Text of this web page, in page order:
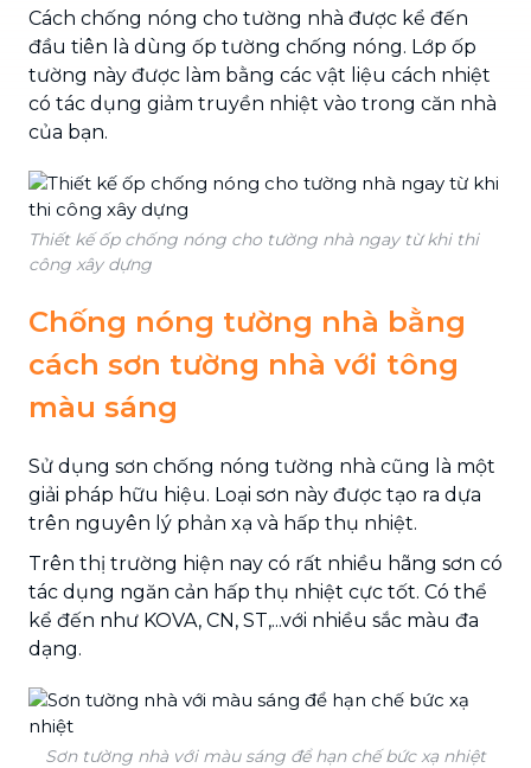
Cách chống nóng cho tường nhà được kể đến
đầu tiên là dùng ốp tường chống nóng. Lớp ốp
tường này được làm bằng các vật liệu cách nhiệt
có tác dụng giảm truyền nhiệt vào trong căn nhà
của bạn.
Thiết kế ốp chống nóng cho tường nhà ngay từ khi thi
công xây dựng
Chống nóng tường nhà bằng
cách sơn tường nhà với tông
màu sáng
Sử dụng sơn chống nóng tường nhà cũng là một
giải pháp hữu hiệu. Loại sơn này được tạo ra dựa
trên nguyên lý phản xạ và hấp thụ nhiệt.
Trên thị trường hiện nay có rất nhiều hãng sơn có
tác dụng ngăn cản hấp thụ nhiệt cực tốt. Có thể
kể đến như KOVA, CN, ST,...với nhiều sắc màu đa
dạng.
Sơn tường nhà với màu sáng để hạn chế bức xạ nhiệt